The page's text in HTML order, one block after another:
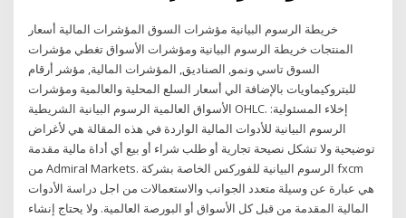
خريطة الرسوم البيانية مؤشرات السوق المؤشرات المالية أسعار
المنتجات خريطة الرسوم البيانية ومؤشرات الأسواق تغطي مؤشرات
السوق تاسي ونمو, الصناديق, المؤشرات المالية, مؤشر أرقام
للبتروكيماويات بالإضافة الي أسعار السلع المحلية والعالمية ومؤشرات
الأسواق العالمية الرسوم البيانية الشريطية OHLC. إخلاء المسئولية:
الرسوم البيانية للأدوات المالية الواردة في هذه المقالة هي لأغراض
توضيحية ولا تشكل نصيحة تجارية أو طلب شراء أو بيع أي أداة مالية مقدمة
من Admiral Markets. الرسوم البيانية للفوركس الخاصة بشركة fxcm
هي عبارة عن وسيلة متعدد الجوانب والاستعمالات من اجل دراسة الأدوات
المالية المقدمة من قبل كل الأسواق أو البورصة العالمية. ولا يحتاج إنشاء